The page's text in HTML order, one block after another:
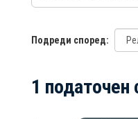
Подреди според
1 податочен